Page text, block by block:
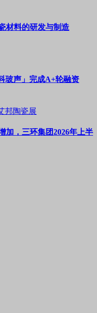
材料的研发与制造
玻声」完成A+轮融资
邦陶瓷展
加，三环集团2026年上半